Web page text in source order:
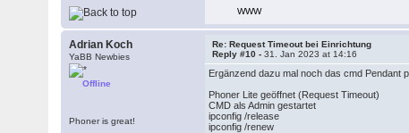
WWW
Adrian Koch
YaBB Newbies
Offline
Phoner is great!
Re: Request Timeout bei Einrichtung
Reply #10 -31. Jan 2023 at 14:16
Ergänzend dazu mal noch das cmd Pendant
Phoner Lite geöffnet (Request Timeout)
CMD als Admin gestartet
ipconfig /release
ipconfig /renew